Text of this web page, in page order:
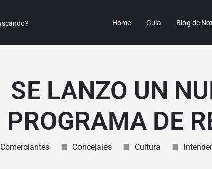
Home Guia Blog de
SE LANZO UN
PROGRAMA DE
Comerciantes Concejales Cultura